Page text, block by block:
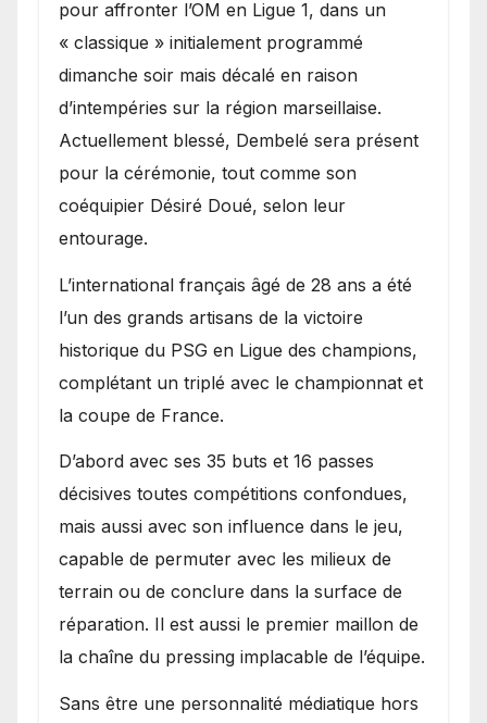
pour affronter l’OM en Ligue 1, dans un
« classique » initialement programmé
dimanche soir mais décalé en raison
d’intempéries sur la région marseillaise.
Actuellement blessé, Dembelé sera présent
pour la cérémonie, tout comme son
coéquipier Désiré Doué, selon leur
entourage.
L’international français âgé de 28 ans a été
l’un des grands artisans de la victoire
historique du PSG en Ligue des champions,
complétant un triplé avec le championnat et
la coupe de France.
D’abord avec ses 35 buts et 16 passes
décisives toutes compétitions confondues,
mais aussi avec son influence dans le jeu,
capable de permuter avec les milieux de
terrain ou de conclure dans la surface de
réparation. Il est aussi le premier maillon de
la chaîne du pressing implacable de l’équipe.
Sans être une personnalité médiatique hors